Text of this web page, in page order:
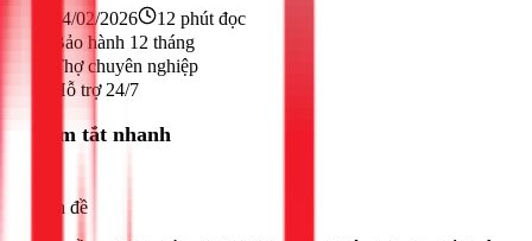
24/02/2026 12 phút đọc
Bảo hành 12 tháng
Thợ chuyên nghiệp
Hỗ trợ 24/7
Tóm tắt nhanh
Vấn đề